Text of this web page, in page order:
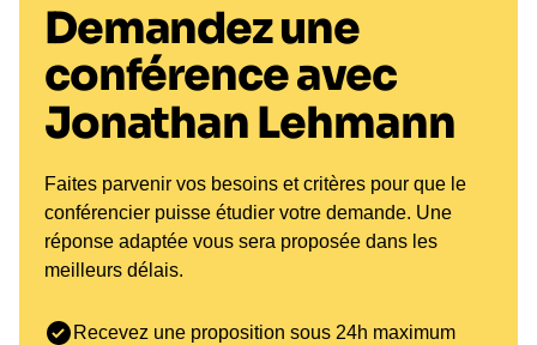
Demandez une
conférence avec
Jonathan Lehmann
Faites parvenir vos besoins et critères pour que le
conférencier puisse étudier votre demande. Une
réponse adaptée vous sera proposée dans les
meilleurs délais.
Recevez une proposition sous 24h maximum